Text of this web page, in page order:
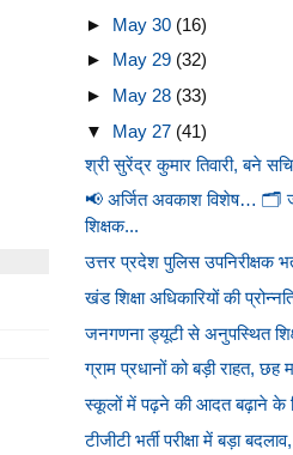
► May 30 (16)
► May 29 (32)
► May 28 (33)
▼ May 27 (41)
श्री सुरेंद्र कुमार तिवारी, बने
📢 अर्जित अवकाश विशेष… 🗂️
शिक्षक...
उत्तर प्रदेश पुलिस उपनिरीक्षक
खंड शिक्षा अधिकारियों की
जनगणना ड्यूटी से अनुपस्थित
ग्राम प्रधानों को बड़ी राहत, छह
स्कूलों में पढ़ने की आदत बढ़ाने के
टीजीटी भर्ती परीक्षा में बड़ा